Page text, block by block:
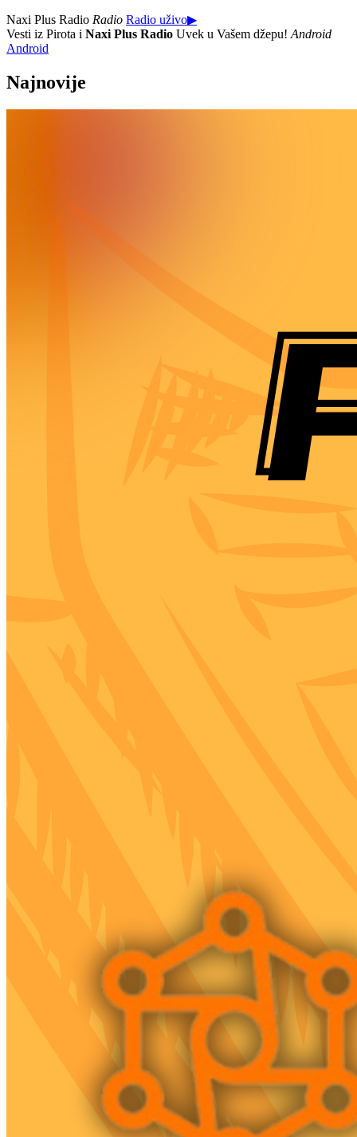
Naxi Plus Radio Radio Radio uživo▶
Vesti iz Pirota i Naxi Plus Radio Uvek u Vašem džepu! Android
Android
Najnovije